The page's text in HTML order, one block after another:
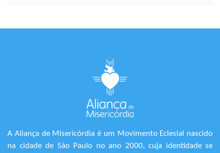
A Aliança de Misericórdia é um Movimento Eclesial nascido
na cidade de São Paulo no ano 2000, cuja identidade se